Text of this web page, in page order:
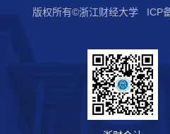
版权所有©浙江财经大学 ICP